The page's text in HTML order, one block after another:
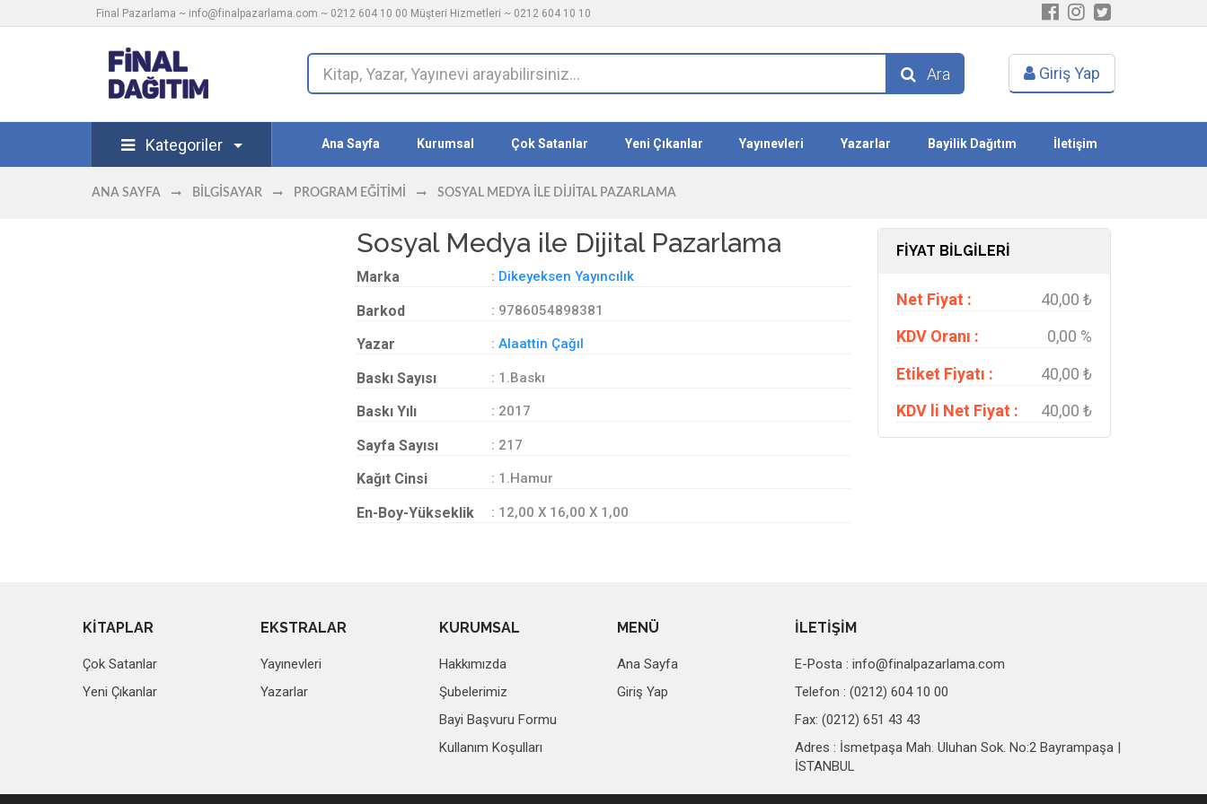
Final Pazarlama ~ info@finalpazarlama.com ~ 0212 604 10 00 Müşteri Hizmetleri ~ 0212 604 10 10
Ara Giriş Yap
Kategoriler Ana Sayfa Kurumsal Çok Satanlar Yeni Çıkanlar Yayınevleri Yazarlar Bayilik Dağıtım İletişim
ANA SAYFA BILGISAYAR PROGRAM EĞITIMI SOSYAL MEDYA ILE DIJITAL PAZARLAMA
Sosyal Medya ile Dijital Pazarlama
Marka : Dikeyeksen Yayıncılık
Barkod : 9786054898381
Yazar : Alaattin Çağıl
Baskı Sayısı : 1.Baskı
Baskı Yılı : 2017
Sayfa Sayısı : 217
Kağıt Cinsi : 1.Hamur
En-Boy-Yükseklik : 12,00 X 16,00 X 1,00
FİYAT BİLGİLERİ
Net Fiyat :
40,00 ₺
KDV Oranı :
0,00 %
Etiket Fiyatı :
40,00 ₺
KDV li Net Fiyat :
40,00 ₺
KİTAPLAR
Çok Satanlar
Yeni Çıkanlar
EKSTRALAR
Yayınevleri
Yazarlar
KURUMSAL
Hakkımızda
Şubelerimiz
Bayi Başvuru Formu
Kullanım Koşulları
MENÜ
Ana Sayfa
Giriş Yap
İLETİŞİM
E-Posta :info@finalpazarlama.com
Telefon : (0212) 604 10 00
Fax: (0212) 651 43 43
Adres : İsmetpaşa Mah. Uluhan Sok. No:2 Bayrampaşa |
İSTANBUL